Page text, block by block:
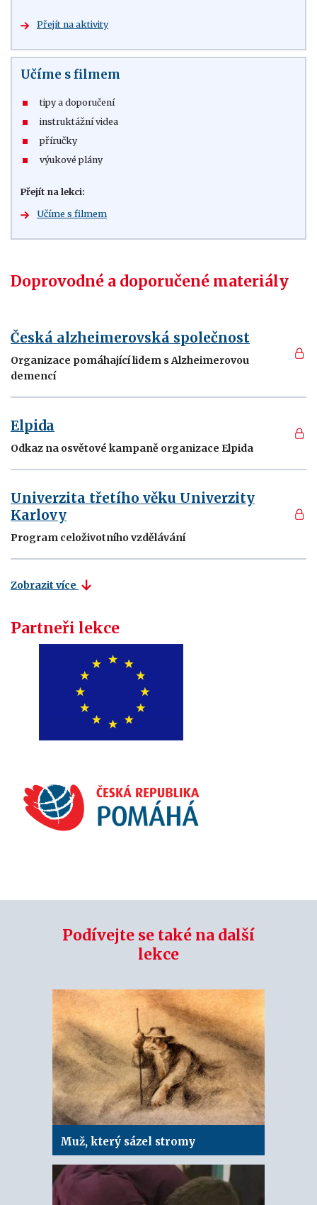
Přejít na aktivity
Učíme s filmem
tipy a doporučení
instruktážní videa
příručky
výukové plány
Přejít na lekci:
Učíme s filmem
Doprovodné a doporučené materiály
Česká alzheimerovská společnost
Organizace pomáhající lidem s Alzheimerovou
demencí
Elpida
Odkaz na osvětové kampaně organizace Elpida
Univerzita třetího věku Univerzity
Karlovy
Program celoživotního vzdělávání
Zobrazit více
Partneři lekce
Podívejte se také na další
lekce
Muž, který sázel stromy